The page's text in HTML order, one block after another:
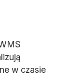
w czasie